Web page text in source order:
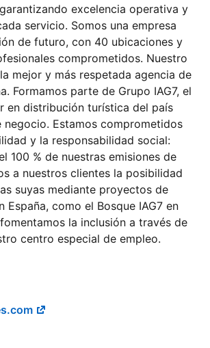
excelencia operativa y
servicio. Somos una empresa
de futuro, con 40 ubicaciones y
comprometidos. Nuestro
mejor y más respetada agencia de
Formamos parte de Grupo IAG7, el
en distribución turística del país
negocio. Estamos comprometidos
y la responsabilidad social:
100 % de nuestras emisiones de
a nuestros clientes la posibilidad
suyas mediante proyectos de
España, como el Bosque IAG7 en
la inclusión a través de
centro especial de empleo.